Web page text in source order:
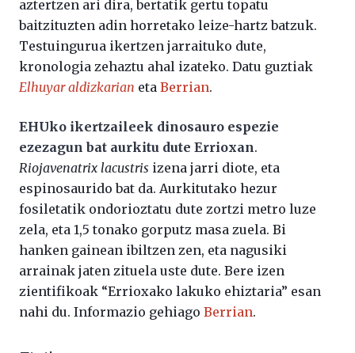
aztertzen ari dira, bertatik gertu topatu
baitzituzten adin horretako leize-hartz batzuk.
Testuingurua ikertzen jarraituko dute,
kronologia zehaztu ahal izateko. Datu guztiak
Elhuyar aldizkarian eta Berrian.
EHUko ikertzaileek dinosauro espezie
ezezagun bat aurkitu dute Errioxan.
Riojavenatrix lacustris izena jarri diote, eta
espinosaurido bat da. Aurkitutako hezur
fosiletatik ondorioztatu dute zortzi metro luze
zela, eta 1,5 tonako gorputz masa zuela. Bi
hanken gainean ibiltzen zen, eta nagusiki
arrainak jaten zituela uste dute. Bere izen
zientifikoak “Errioxako lakuko ehiztaria” esan
nahi du. Informazio gehiago Berrian.